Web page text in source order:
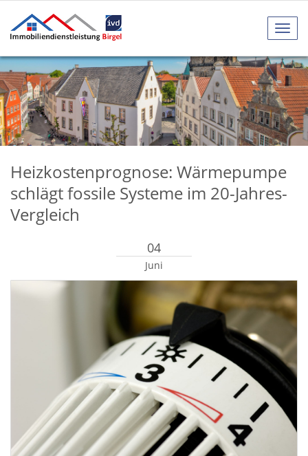
Heizkostenprognose: Wärmepumpe
schlägt fossile Systeme im 20-Jahres-
Vergleich
04
Juni